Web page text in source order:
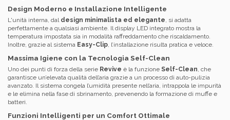
Design Moderno e Installazione Intelligente
L'unità interna, dal design minimalista ed elegante, si adatta
perfettamente a qualsiasi ambiente. Il display LED integrato mostra la
temperatura impostata sia in modalità raffreddamento che riscaldamento.
Inoltre, grazie al sistema Easy-Clip, l’installazione risulta pratica e veloce.
Massima Igiene con la Tecnologia Self-Clean
Uno dei punti di forza della serie Revive è la funzione Self-Clean, che
garantisce un’elevata qualità dell’aria grazie a un processo di auto-pulizia
avanzato. Il sistema congela l’umidità presente nell’aria, intrappola le impurità
e le elimina nella fase di sbrinamento, prevenendo la formazione di muffe e
batteri.
Funzioni Intelligenti per un Comfort Ottimale